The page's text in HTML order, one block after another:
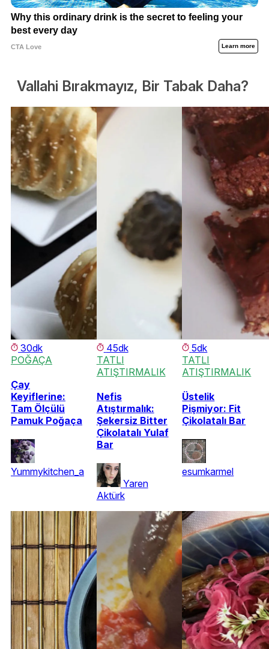
Vallahi Bırakmayız, Bir Tabak Daha?
30dk
POĞAÇA
Çay
Keyiflerine:
Tam Ölçülü
Pamuk Poğaça
Yummykitchen_a
45dk
TATLI
ATIŞTIRMALIK
Nefis
Atıştırmalık:
Şekersiz Bitter
Çikolatalı Yulaf
Bar
Yaren
Aktürk
5dk
TATLI
ATIŞTIRMALIK
Üstelik
Pişmiyor: Fit
Çikolatalı Bar
esumkarmel